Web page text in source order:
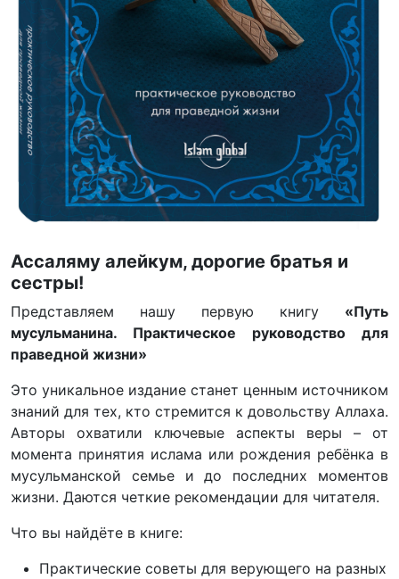
Ассаляму алейкум, дорогие братья и
сестры!
Представляем нашу первую книгу «Путь
мусульманина. Практическое руководство для
праведной жизни»
Это уникальное издание станет ценным источником
знаний для тех, кто стремится к довольству Аллаха.
Авторы охватили ключевые аспекты веры – от
момента принятия ислама или рождения ребёнка в
мусульманской семье и до последних моментов
жизни. Даются четкие рекомендации для читателя.
Что вы найдёте в книге:
Практические советы для верующего на разных